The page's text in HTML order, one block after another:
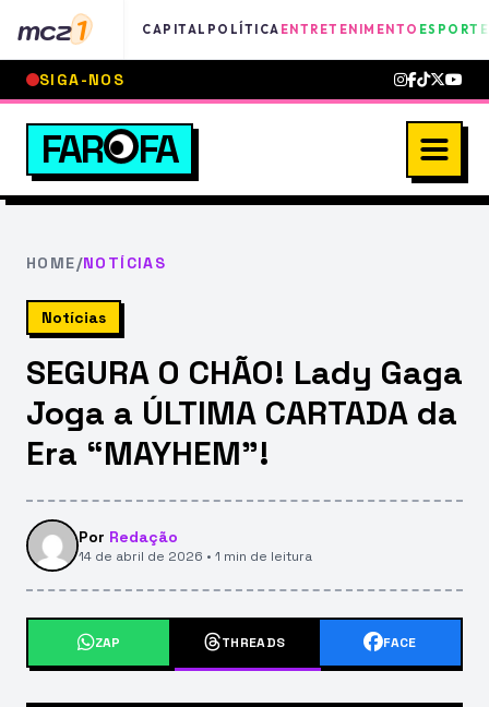
mcz1 CAPITAL POLÍTICA ENTRETENIMENTO
SIGA-NOS
FAR FA
HOME/NOTÍCIAS
Notícias
SEGURA O CHÃO! Lady Gaga
Joga a ÚLTIMA CARTADA da
Era “MAYHEM”!
Por Redação
14 de abril de 2026 • 1 min de leitura
ZAP THREADS FACE